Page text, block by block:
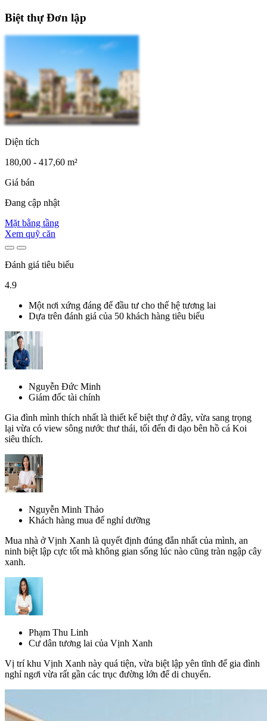
Biệt thự Đơn lập
Diện tích
180,00 - 417,60 m²
Giá bán
Đang cập nhật
Mặt bằng tầng
Xem quỹ căn
Đánh giá tiêu biểu
4.9
Một nơi xứng đáng để đầu tư cho thế hệ tương lai
Dựa trên đánh giá của 50 khách hàng tiêu biểu
Nguyễn Đức Minh
Giám đốc tài chính
Gia đình mình thích nhất là thiết kế biệt thự ở đây, vừa sang trọng
lại vừa có view sông nước thư thái, tối đến đi dạo bên hồ cá Koi
siêu thích.
Nguyễn Minh Thảo
Khách hàng mua để nghỉ dưỡng
Mua nhà ở Vịnh Xanh là quyết định đúng đắn nhất của mình, an
ninh biệt lập cực tốt mà không gian sống lúc nào cũng tràn ngập cây
xanh.
Phạm Thu Linh
Cư dân tương lai của Vịnh Xanh
Vị trí khu Vịnh Xanh này quá tiện, vừa biệt lập yên tĩnh để gia đình
nghỉ ngơi vừa rất gần các trục đường lớn để di chuyển.